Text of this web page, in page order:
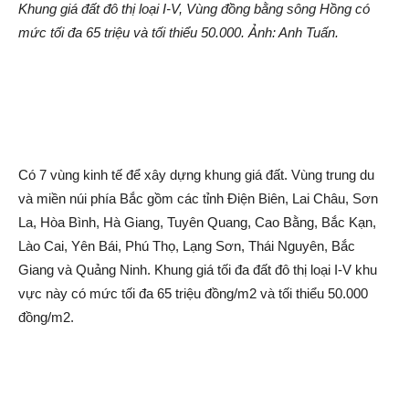
Khung giá đất đô thị loại I-V, Vùng đồng bằng sông Hồng có
mức tối đa 65 triệu và tối thiểu 50.000. Ảnh: Anh Tuấn.
Có 7 vùng kinh tế để xây dựng khung giá đất. Vùng trung du
và miền núi phía Bắc gồm các tỉnh Điện Biên, Lai Châu, Sơn
La, Hòa Bình, Hà Giang, Tuyên Quang, Cao Bằng, Bắc Kạn,
Lào Cai, Yên Bái, Phú Thọ, Lạng Sơn, Thái Nguyên, Bắc
Giang và Quảng Ninh. Khung giá tối đa đất đô thị loại I-V khu
vực này có mức tối đa 65 triệu đồng/m2 và tối thiểu 50.000
đồng/m2.